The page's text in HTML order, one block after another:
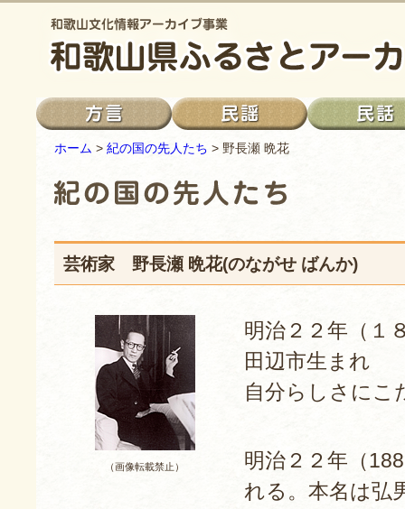
ホーム > 紀の国の先人たち > 野長瀬 晩花
芸術家 野長瀬 晩花(のながせ ばんか)
明治２２年（１
田辺市生まれ
自分らしさにこ
明治２２年（
れる。本名は弘
（画像転載禁止）